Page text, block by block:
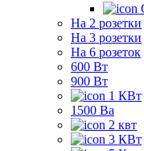
На 2 розетки
На 3 розетки
На 6 розеток
600 Вт
900 Вт
1 КВт
1500 Ва
2 квт
3 КВт